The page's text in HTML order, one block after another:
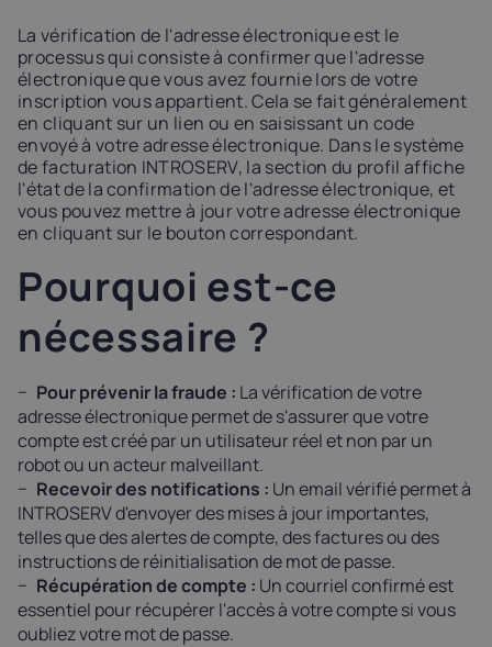
La vérification de l'adresse électronique est le
processus qui consiste à confirmer que l'adresse
électronique que vous avez fournie lors de votre
inscription vous appartient. Cela se fait généralement
en cliquant sur un lien ou en saisissant un code
envoyé à votre adresse électronique. Dans le système
de facturation INTROSERV, la section du profil affiche
l'état de la confirmation de l'adresse électronique, et
vous pouvez mettre à jour votre adresse électronique
en cliquant sur le bouton correspondant.
Pourquoi est-ce
nécessaire ?
Pour prévenir la fraude : La vérification de votre
adresse électronique permet de s'assurer que votre
compte est créé par un utilisateur réel et non par un
robot ou un acteur malveillant.
Recevoir des notifications : Un email vérifié permet à
INTROSERV d'envoyer des mises à jour importantes,
telles que des alertes de compte, des factures ou des
instructions de réinitialisation de mot de passe.
Récupération de compte : Un courriel confirmé est
essentiel pour récupérer l'accès à votre compte si vous
oubliez votre mot de passe.
Latvia
21%
Lithuania
21%
17%
Netherlands
21%
Poland
23%
Portugal
23%
Slovakia
20%
Slovenia
22%
Spain
USA